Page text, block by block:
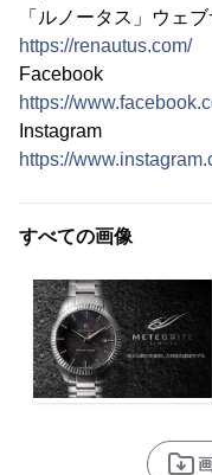
「ルノータス
https://renautus.com/
https://
https://
すべての画像